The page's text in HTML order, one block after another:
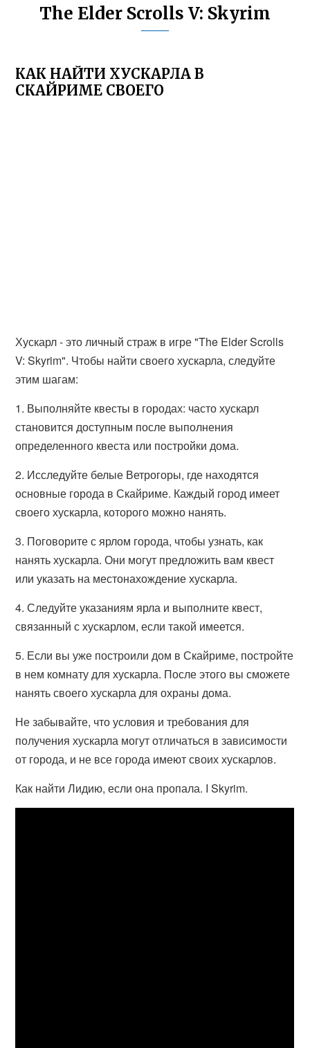
The Elder Scrolls V: Skyrim
КАК НАЙТИ ХУСКАРЛА В
СКАЙРИМЕ СВОЕГО
Хускарл - это личный страж в игре "The Elder Scrolls
V: Skyrim". Чтобы найти своего хускарла, следуйте
этим шагам:
1. Выполняйте квесты в городах: часто хускарл
становится доступным после выполнения
определенного квеста или постройки дома.
2. Исследуйте белые Ветрогоры, где находятся
основные города в Скайриме. Каждый город имеет
своего хускарла, которого можно нанять.
3. Поговорите с ярлом города, чтобы узнать, как
нанять хускарла. Они могут предложить вам квест
или указать на местонахождение хускарла.
4. Следуйте указаниям ярла и выполните квест,
связанный с хускарлом, если такой имеется.
5. Если вы уже построили дом в Скайриме, постройте
в нем комнату для хускарла. После этого вы сможете
нанять своего хускарла для охраны дома.
Не забывайте, что условия и требования для
получения хускарла могут отличаться в зависимости
от города, и не все города имеют своих хускарлов.
Как найти Лидию, если она пропала. I Skyrim.